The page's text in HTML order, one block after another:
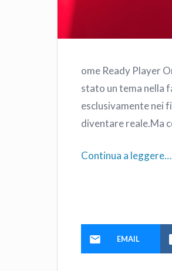
ome Ready Player
stato un tema nella
esclusivamente nei
diventare reale.Ma
Continua a leggere…
EMAIL